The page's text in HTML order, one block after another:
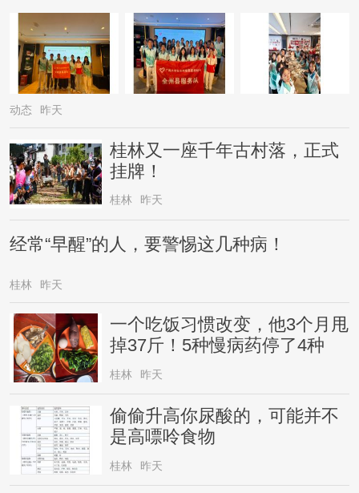
动态 昨天
桂林又一座千年古村落，正式
挂牌！
桂林 昨天
经常“早醒”的人，要警惕这几种病！
桂林 昨天
一个吃饭习惯改变，他3个月甩
掉37斤！5种慢病药停了4种
桂林 昨天
偷偷升高你尿酸的，可能并不
是高嘌呤食物
桂林 昨天